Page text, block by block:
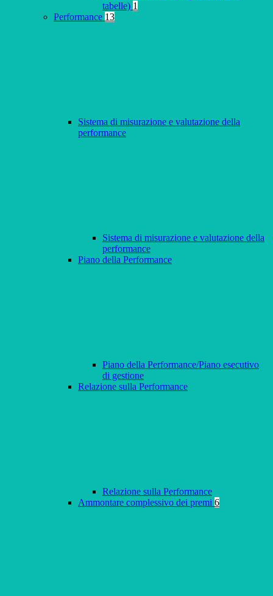
tabelle) 1
Performance 13
Sistema di misurazione e valutazione della
performance
Sistema di misurazione e valutazione della
performance
Piano della Performance
Piano della Performance/Piano esecutivo
di gestione
Relazione sulla Performance
Relazione sulla Performance
Ammontare complessivo dei premi 6